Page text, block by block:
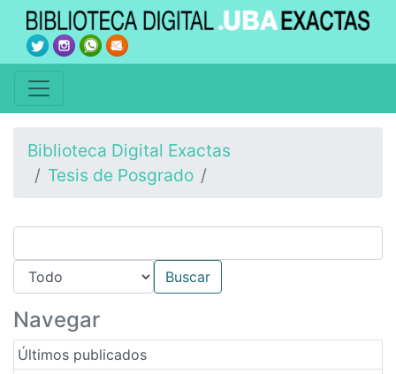
Biblioteca Digital Exactas
Tesis de Posgrado
Navegar
Últimos publicados